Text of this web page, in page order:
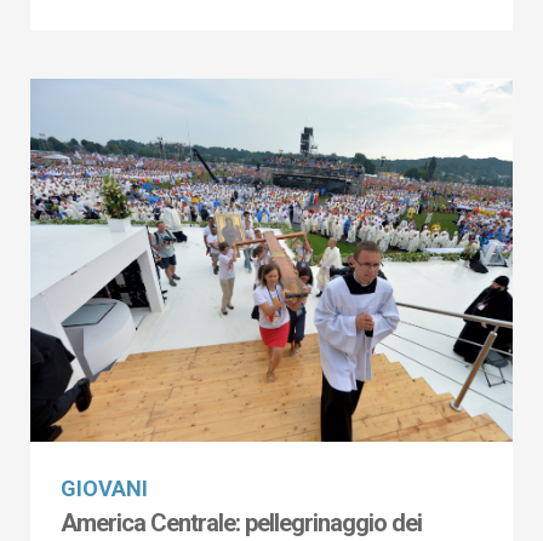
GIOVANI
America Centrale: pellegrinaggio dei